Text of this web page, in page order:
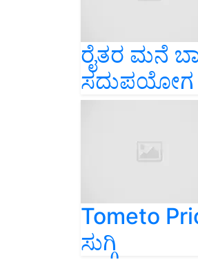
ರೈತರ ಮನೆ
ಸದುಪಯೋಗ
Tometo
ಸುಗ್ಗಿ